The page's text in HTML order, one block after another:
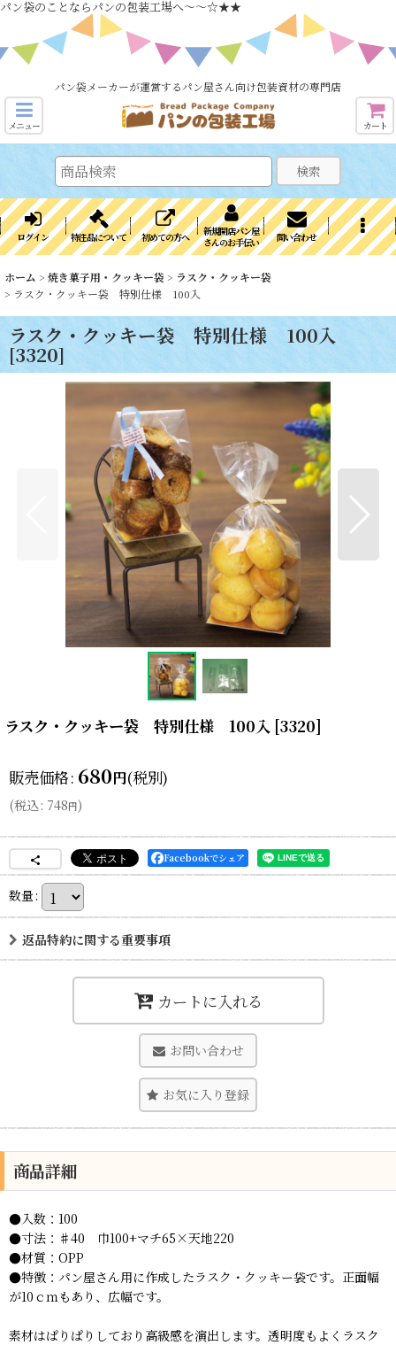
パン袋のことならパンの包装工場へ～～☆★★
パン袋メーカーが運営するパン屋さん向け包装資材の専門店
メニュー カート
検索
ログイン 特注品について 初めての方へ
新規開店パン屋
さんのお手伝い
問い合わせ
ホーム > 焼き菓子用・クッキー袋 > ラスク・クッキー袋
> ラスク・クッキー袋 特別仕様 100入
ラスク・クッキー袋 特別仕様 100入
[3320]
ラスク・クッキー袋 特別仕様 100入 [3320]
販売価格: 680円(税別)
(税込: 748円)
Facebookでシェア
数量:
返品特約に関する重要事項
カートに入れる
お問い合わせ
お気に入り登録
商品詳細
●入数：100
●寸法：♯40 巾100+マチ65×天地220
●材質：OPP
●特徴：パン屋さん用に作成したラスク・クッキー袋です。正面幅
が10ｃｍもあり、広幅です。
素材はぱりぱりしており高級感を演出します。透明度もよくラスク